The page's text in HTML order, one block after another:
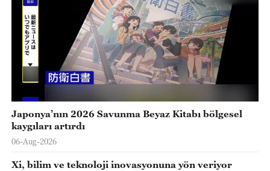
Japonya’nın 2026 Savunma Beyaz Kitabı bölgesel
kaygıları artırdı
06-Aug-2026
Xi, bilim ve teknoloji inovasyonuna yön veriyor